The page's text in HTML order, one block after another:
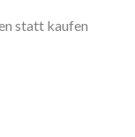
statt kaufen